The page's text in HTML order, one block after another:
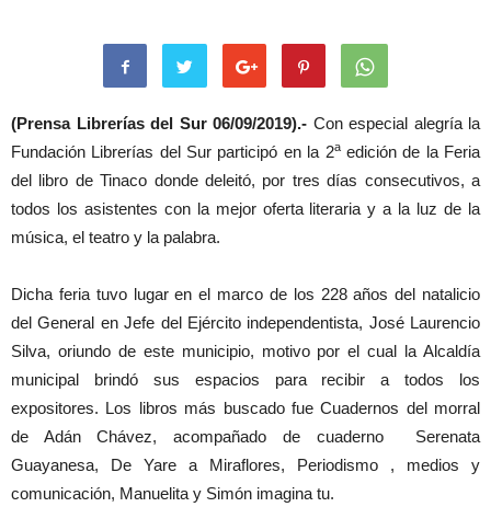
(Prensa Librerías del Sur 06/09/2019).- Con especial alegría la
Fundación Librerías del Sur participó en la 2aedición de la Feria
del libro de Tinaco donde deleitó, por tres días consecutivos, a
todos los asistentes con la mejor oferta literaria y a la luz de la
música, el teatro y la palabra.
Dicha feria tuvo lugar en el marco de los 228 años del natalicio
del General en Jefe del Ejército independentista, José Laurencio
Silva, oriundo de este municipio, motivo por el cual la Alcaldía
municipal brindó sus espacios para recibir a todos los
expositores. Los libros más buscado fue Cuadernos del morral
de Adán Chávez, acompañado de cuaderno Serenata
Guayanesa, De Yare a Miraflores, Periodismo , medios y
comunicación, Manuelita y Simón imagina tu.